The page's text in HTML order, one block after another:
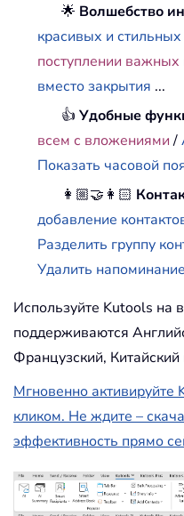
🌟 Волшебство
красивых и
поступлении важных
вместо закрытия ...
👍Удобные
всем с вложениями /
Показать часовой
👩🏼‍🤝‍👩🏻
добавление
Разделить группу
Удалить
Используйте Kutools на
поддерживаются
Французский,
Мгновенно
кликом. Не ждите –
эффективность прямо